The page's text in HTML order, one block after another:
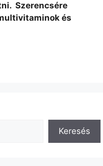
Szerencsére
és
Keresés